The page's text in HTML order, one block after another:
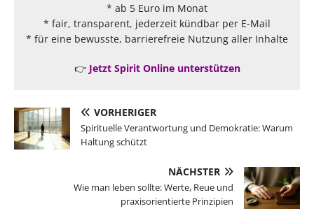
* ab 5 Euro im Monat
* fair, transparent, jederzeit kündbar per E-Mail
* für eine bewusste, barrierefreie Nutzung aller Inhalte
👉 Jetzt Spirit Online unterstützen
VORHERIGER
Spirituelle Verantwortung und Demokratie: Warum
Haltung schützt
NÄCHSTER
Wie man leben sollte: Werte, Reue und
praxisorientierte Prinzipien